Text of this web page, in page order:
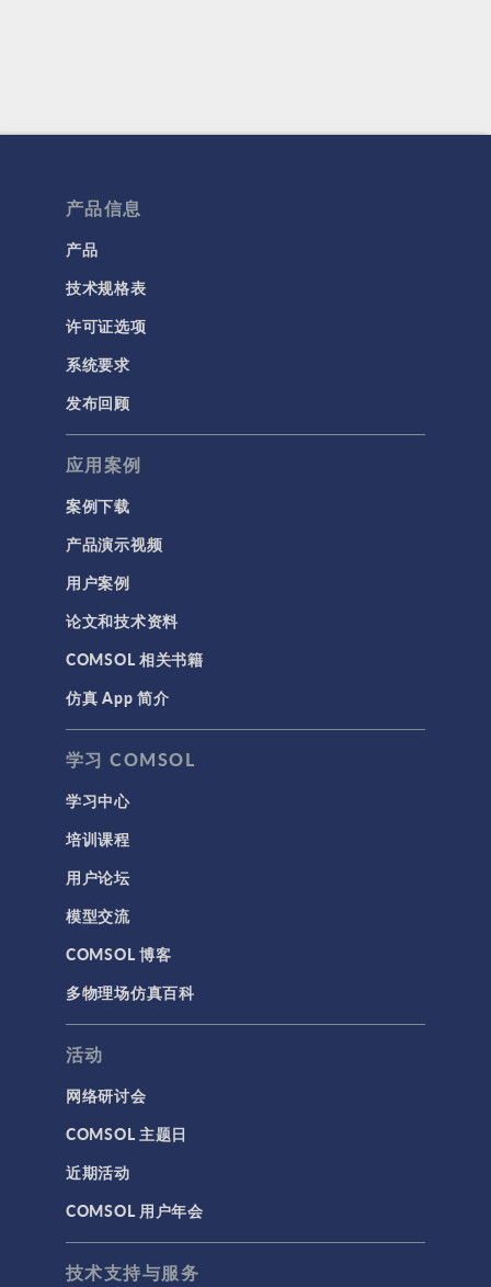
产品信息
产品
技术规格表
许可证选项
系统要求
发布回顾
应用案例
案例下载
产品演示视频
用户案例
论文和技术资料
COMSOL 相关书籍
仿真 App 简介
学习 COMSOL
学习中心
培训课程
用户论坛
模型交流
COMSOL 博客
多物理场仿真百科
活动
网络研讨会
COMSOL 主题日
近期活动
COMSOL 用户年会
技术支持与服务